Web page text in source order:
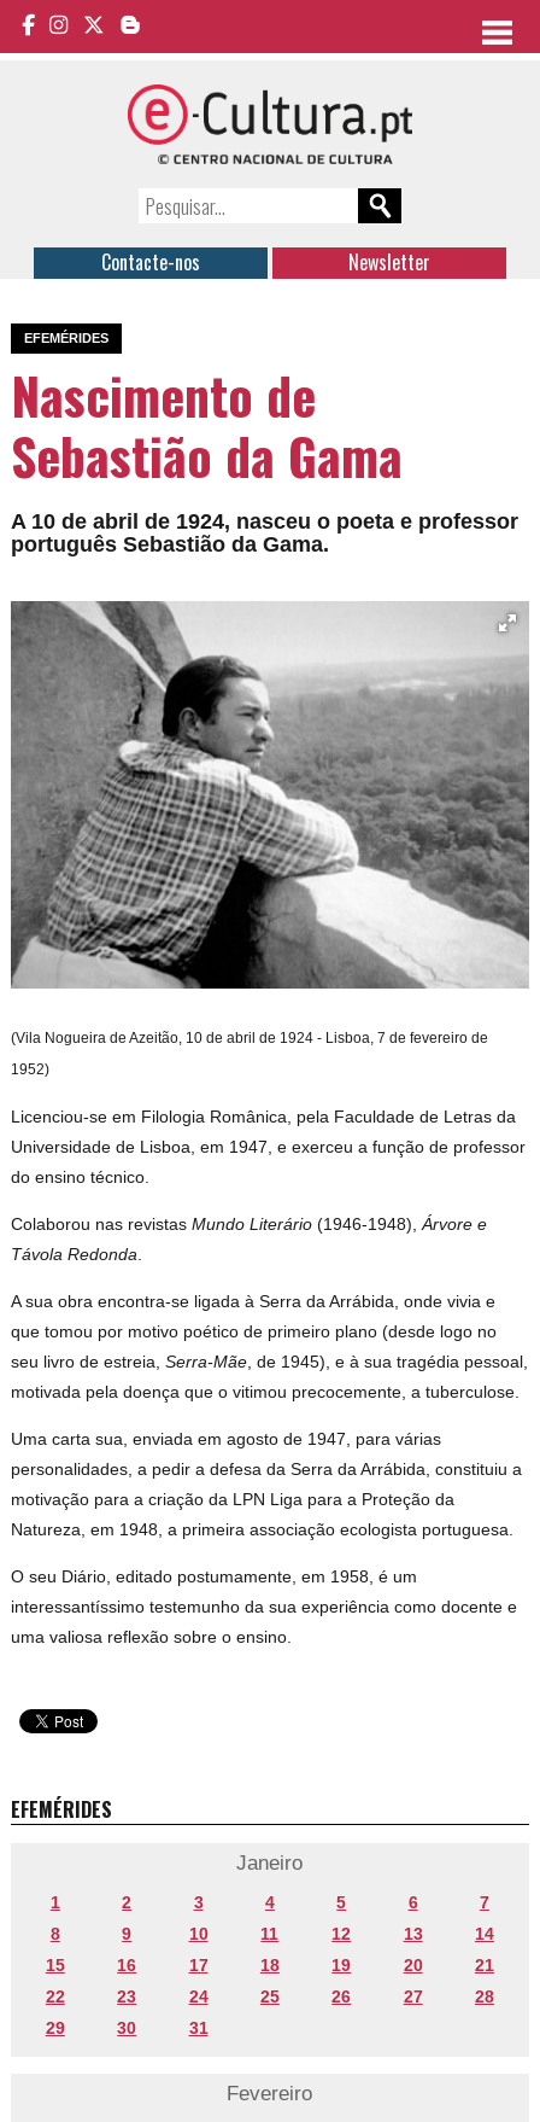
Contacte-nos Newsletter
EFEMÉRIDES
Nascimento de
Sebastião da Gama
A 10 de abril de 1924, nasceu o poeta e professor
português Sebastião da Gama.
(Vila Nogueira de Azeitão, 10 de abril de 1924 - Lisboa, 7 de fevereiro de
1952)
Licenciou-se em Filologia Românica, pela Faculdade de Letras da
Universidade de Lisboa, em 1947, e exerceu a função de professor
do ensino técnico.
Colaborou nas revistasMundo Literário (1946-1948),Árvore e
Távola Redonda
A sua obra encontra-se ligada à Serra da Arrábida, onde vivia e
que tomou por motivo poético de primeiro plano (desde logo no
seu livro de estreia,Serra-Mãe , de 1945), e à sua tragédia pessoal,
motivada pela doença que o vitimou precocemente, a tuberculose.
Uma carta sua, enviada em agosto de 1947, para várias
personalidades, a pedir a defesa da Serra da Arrábida, constituiu a
motivação para a criação da LPN Liga para a Proteção da
Natureza, em 1948, a primeira associação ecologista portuguesa.
O seu Diário, editado postumamente, em 1958, é um
interessantíssimo testemunho da sua experiência como docente e
uma valiosa reflexão sobre o ensino.
EFEMÉRIDES
Janeiro
1 2 3 4 5 6
7
8
9 10 11 12 13
14
15
16 17 18 19 20
21
22
23 24 25 26 27
28
29
30 31
Fevereiro